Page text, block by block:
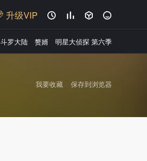
升级VIP    
斗罗大陆 赘婿 明星大侦探 第六季
保存到浏览器
我要收藏